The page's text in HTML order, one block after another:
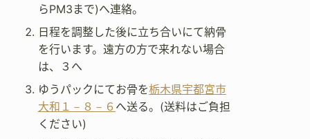
らPM3まで)へ連絡。
日程を調整した後に立ち合いにて納骨
を行います。遠方の方で来れない場合
は、３へ
ゆうパックにてお骨を栃木県宇都宮市
大和１－８－６ へ送る。(送料はご負担
ください)